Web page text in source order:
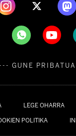
LEGE OHARRA
POLITIKA
GUNE